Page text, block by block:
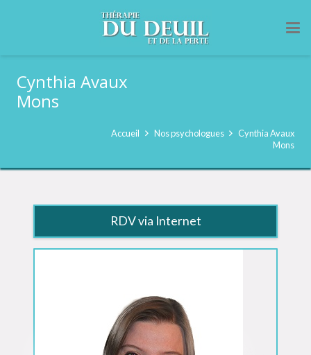
Cynthia Avaux
Mons
Accueil Nos psychologues
Cynthia Avaux
Mons
RDV via Internet